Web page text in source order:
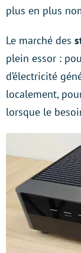
plus en plus
Le marché des
plein essor :
d’électricité
localement,
lorsque le